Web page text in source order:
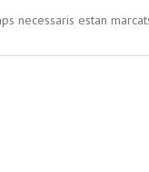
necessaris estan